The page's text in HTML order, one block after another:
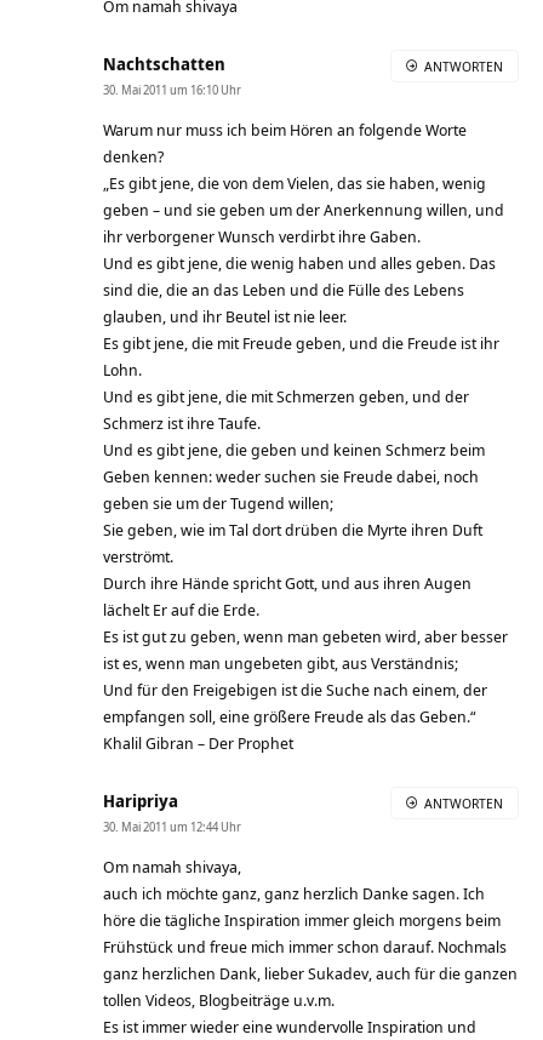
Om namah shivaya
Nachtschatten
30. Mai 2011 um 16:10 Uhr
Warum nur muss ich beim Hören an folgende Worte
denken?
„Es gibt jene, die von dem Vielen, das sie haben, wenig
geben – und sie geben um der Anerkennung willen, und
ihr verborgener Wunsch verdirbt ihre Gaben.
Und es gibt jene, die wenig haben und alles geben. Das
sind die, die an das Leben und die Fülle des Lebens
glauben, und ihr Beutel ist nie leer.
Es gibt jene, die mit Freude geben, und die Freude ist ihr
Lohn.
Und es gibt jene, die mit Schmerzen geben, und der
Schmerz ist ihre Taufe.
Und es gibt jene, die geben und keinen Schmerz beim
Geben kennen: weder suchen sie Freude dabei, noch
geben sie um der Tugend willen;
Sie geben, wie im Tal dort drüben die Myrte ihren Duft
verströmt.
Durch ihre Hände spricht Gott, und aus ihren Augen
lächelt Er auf die Erde.
Es ist gut zu geben, wenn man gebeten wird, aber besser
ist es, wenn man ungebeten gibt, aus Verständnis;
Und für den Freigebigen ist die Suche nach einem, der
empfangen soll, eine größere Freude als das Geben.“
Khalil Gibran – Der Prophet
ANTWORTEN
Haripriya
30. Mai 2011 um 12:44 Uhr
Om namah shivaya,
auch ich möchte ganz, ganz herzlich Danke sagen. Ich
höre die tägliche Inspiration immer gleich morgens beim
Frühstück und freue mich immer schon darauf. Nochmals
ganz herzlichen Dank, lieber Sukadev, auch für die ganzen
tollen Videos, Blogbeiträge u.v.m.
Es ist immer wieder eine wundervolle Inspiration und
ANTWORTEN